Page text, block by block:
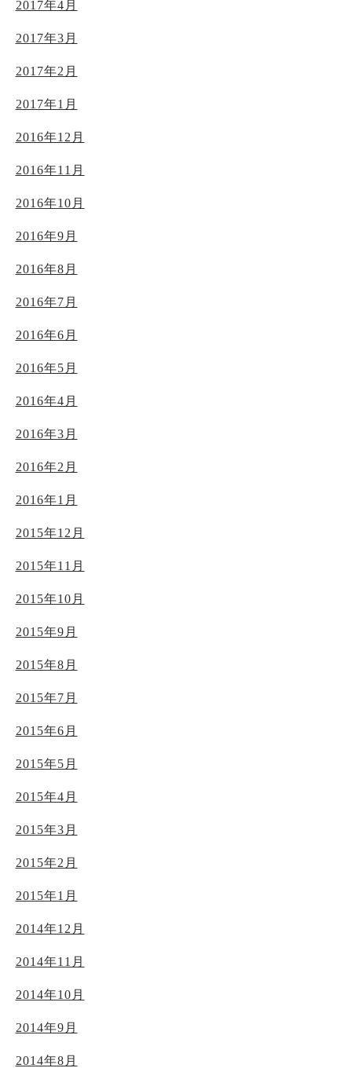
2017年4月
2017年3月
2017年2月
2017年1月
2016年12月
2016年11月
2016年10月
2016年9月
2016年8月
2016年7月
2016年6月
2016年5月
2016年4月
2016年3月
2016年2月
2016年1月
2015年12月
2015年11月
2015年10月
2015年9月
2015年8月
2015年7月
2015年6月
2015年5月
2015年4月
2015年3月
2015年2月
2015年1月
2014年12月
2014年11月
2014年10月
2014年9月
2014年8月